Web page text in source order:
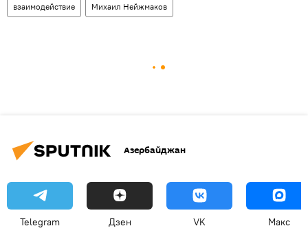
взаимодействие Михаил Нейжмаков
Азербайджан
Telegram Дзен VK Макс